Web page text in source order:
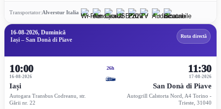
Transportator:Alverstur Italia
16-08-2026, Duminică
Iași – San Donà di Piave
Ruta directă
10:00
16-08-2026
Iași
Autogara Transbus Codreanu, str.
Gării nr. 22
26h
17-08-2026
11:30
San Donà di Piave
Autogrill Calstorta Nord, A4 Torino -
Trieste, 31040